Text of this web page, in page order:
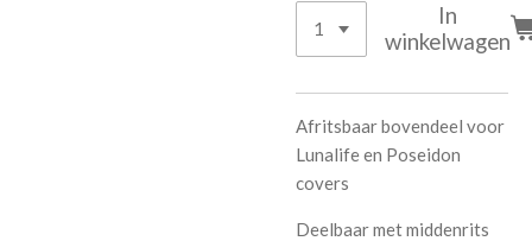
In
winkelwagen
Afritsbaar bovendeel voor
Lunalife en Poseidon
covers
Deelbaar met middenrits